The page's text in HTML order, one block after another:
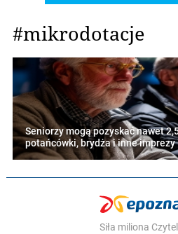
#mikrodotacje
Seniorzy mogą pozyskać nawet
potańcówki, brydża i inne imprezy
Siła miliona